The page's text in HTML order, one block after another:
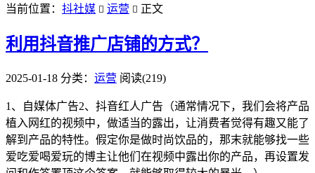
当前位置： 抖社媒  运营  正文
利用抖音推广店铺的方式？
2025-01-18 分类： 运营 阅读(219)
1、自媒体广告2、抖音红人广告（通常情况下，我们会将产品
植入网红的视频中，做适当的露出，让消费者觉得有趣又能了
解到产品的特性。假定你是做时尚饮品的，那末就能够找一些
爱吃爱喝爱玩的博主让他们在视频中露出你的产品，再设置发